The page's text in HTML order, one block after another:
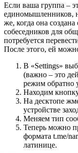
Если ваша группа –
единомышленников,
же, когда она
собеседников для
потребуется
После этого, ей
В «Settings»
(важно – это
режим обратно
Находим
На десктопе
устройстве
Меняем тип
Теперь можно
формата t.me/
латинице.